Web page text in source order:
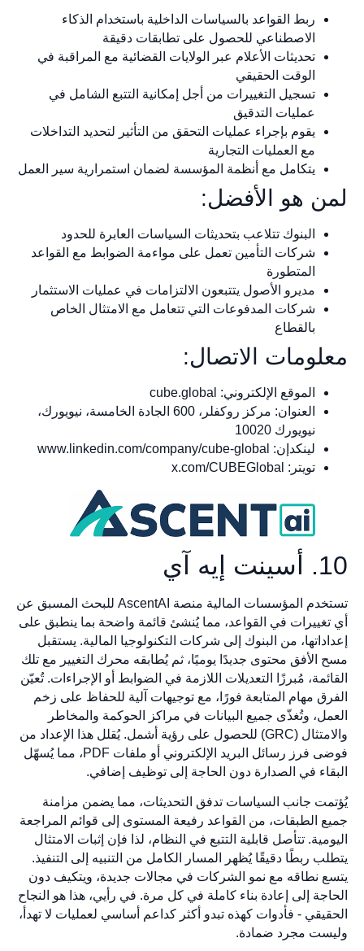
ربط القواعد بالسياسات الداخلية باستخدام الذكاء
الاصطناعي للحصول على تطابقات دقيقة
تحديثات الأعلام عبر الولايات القضائية مع المراقبة في
الوقت الحقيقي
تسجيل التغييرات من أجل إمكانية التتبع الشامل في
عمليات التدقيق
يقوم بإجراء عمليات التحقق من التأثير لتحديد التداخلات
مع العمليات التجارية
يتكامل مع أنظمة المؤسسة لضمان استمرارية سير العمل
لمن هو الأفضل:
البنوك تتلاعب بتحديثات السياسات العابرة للحدود
شركات التأمين تعمل على مواءمة الضوابط مع القواعد
المتطورة
مديرو الأصول يتتبعون الالتزامات في عمليات الاستثمار
شركات المدفوعات التي تتعامل مع الامتثال الخاص
بالقطاع
معلومات الاتصال:
الموقع الإلكتروني: cube.global
العنوان: مركز روكفلر، 600 الجادة الخامسة، نيويورك،
نيويورك 10020
لينكدإن: www.linkedin.com/company/cube-global
تويتر: x.com/CUBEGlobal
10. أسينت إيه آي
تستخدم المؤسسات المالية منصة AscentAI للبحث المسبق عن
أي تغييرات في القواعد، مما يُنشئ قائمة واضحة بما ينطبق على
إعداداتها، من البنوك إلى شركات التكنولوجيا المالية. يستقبل
مسح الأفق محتوى جديدًا يوميًا، ثم يُطابقه محرك التغيير مع تلك
القائمة، مُبرزًا التعديلات اللازمة في الضوابط أو الإجراءات. تُعيّن
الفرق مهام المتابعة فورًا، مع توجيهات آلية للحفاظ على زخم
العمل، وتُغذّى جميع البيانات في مراكز الحوكمة والمخاطر
والامتثال (GRC) للحصول على رؤية أشمل. يُقلل هذا الإعداد من
فوضى فرز رسائل البريد الإلكتروني أو ملفات PDF، مما يُسهّل
البقاء في الصدارة دون الحاجة إلى توظيف إضافي.
يُؤتمت جانب السياسات تدفق التحديثات، مما يضمن مزامنة
جميع الطبقات، من القواعد رفيعة المستوى إلى قوائم المراجعة
اليومية. تتأصل قابلية التتبع في النظام، لذا فإن إثبات الامتثال
يتطلب ربطًا دقيقًا يُظهر المسار الكامل من التنبيه إلى التنفيذ.
يتسع نطاقه مع نمو الشركات في مجالات جديدة، ويتكيف دون
الحاجة إلى إعادة بناء كاملة في كل مرة. في رأيي، هذا هو النجاح
الحقيقي - فأدوات كهذه تبدو أكثر كداعم أساسي لعمليات لا تهدأ،
وليست مجرد ضمادة.